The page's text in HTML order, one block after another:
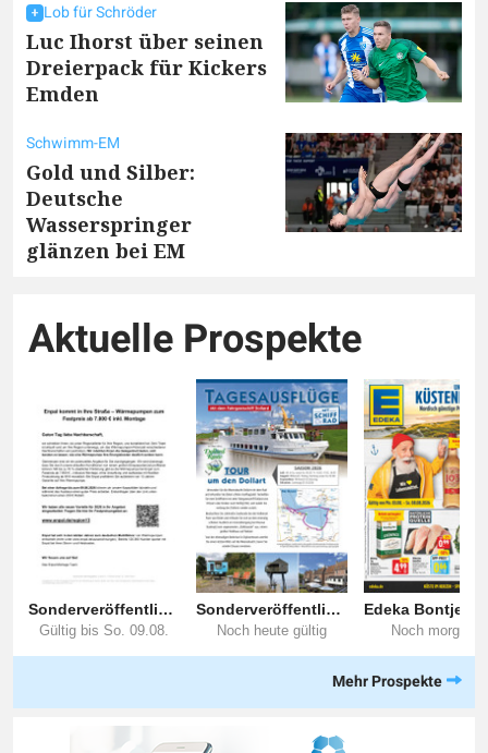
Lob für Schröder
Luc Ihorst über seinen
Dreierpack für Kickers
Emden
Schwimm-EM
Gold und Silber:
Deutsche
Wasserspringer
glänzen bei EM
Aktuelle Prospekte
Mehr Prospekte